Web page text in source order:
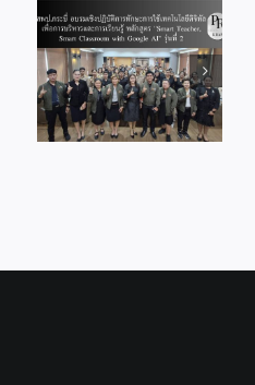
ด้วย
หลัก
ธร
รมาภิ
บาล
สพป.กระบี่ ร่วม
บันทึกเทปรายการ
ถวายพระพร วัน
เฉลิม
พระชนมพรรษา
พระบาทสมเด็จ